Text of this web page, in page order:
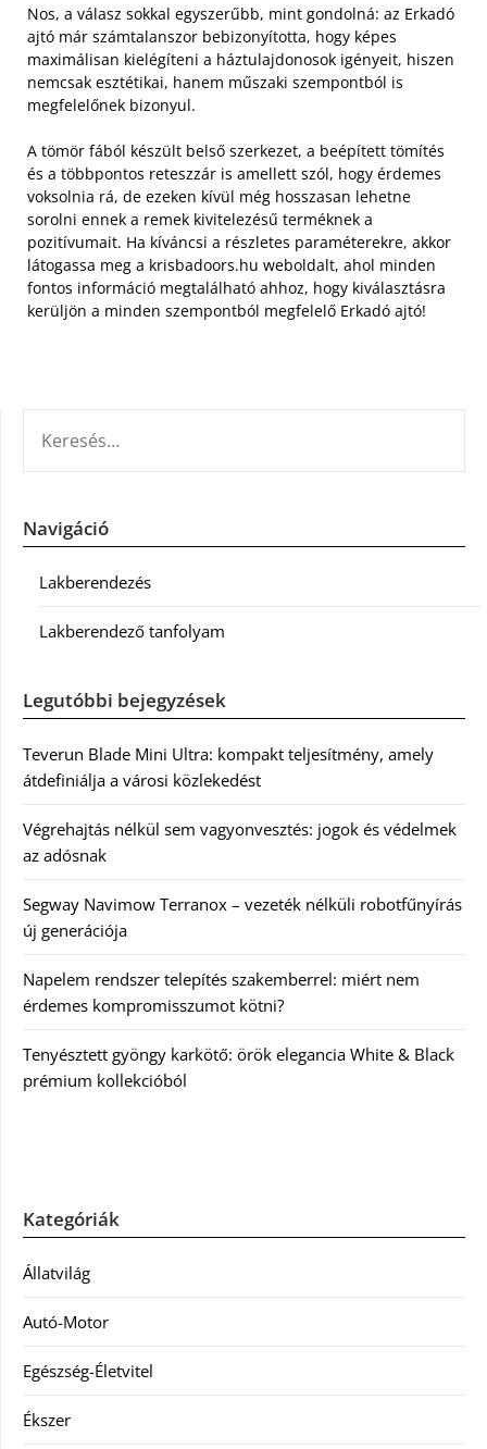
Nos, a válasz sokkal egyszerűbb, mint gondolná: az Erkadó
ajtó már számtalanszor bebizonyította, hogy képes
maximálisan kielégíteni a háztulajdonosok igényeit, hiszen
nemcsak esztétikai, hanem műszaki szempontból is
megfelelőnek bizonyul.
A tömör fából készült belső szerkezet, a beépített tömítés
és a többpontos reteszzár is amellett szól, hogy érdemes
voksolnia rá, de ezeken kívül még hosszasan lehetne
sorolni ennek a remek kivitelezésű terméknek a
pozitívumait. Ha kíváncsi a részletes paraméterekre, akkor
látogassa meg a krisbadoors.hu weboldalt, ahol minden
fontos információ megtalálható ahhoz, hogy kiválasztásra
kerüljön a minden szempontból megfelelő Erkadó ajtó!
Navigáció
Lakberendezés
Lakberendező tanfolyam
Legutóbbi bejegyzések
Teverun Blade Mini Ultra: kompakt teljesítmény, amely
átdefiniálja a városi közlekedést
Végrehajtás nélkül sem vagyonvesztés: jogok és védelmek
az adósnak
Segway Navimow Terranox – vezeték nélküli robotfűnyírás
új generációja
Napelem rendszer telepítés szakemberrel: miért nem
érdemes kompromisszumot kötni?
Tenyésztett gyöngy karkötő: örök elegancia White & Black
prémium kollekcióból
Kategóriák
Állatvilág
Autó-Motor
Egészség-Életvitel
Ékszer